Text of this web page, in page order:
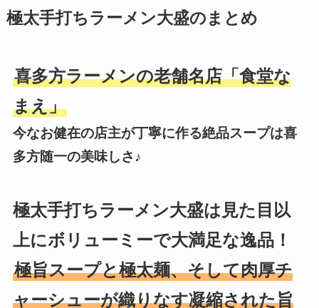
極太手打ちラーメン大盛のまとめ
喜多方ラーメンの老舗名店「食堂な
まえ」
今なお健在の店主が丁寧に作る絶品スープは喜
多方随一の美味しさ♪
極太手打ちラーメン大盛は見た目以
上にボリューミーで大満足な逸品！
極旨スープと極太麺、そして肉厚チ
ャーシューが織りなす凝縮された旨